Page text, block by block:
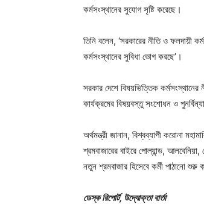
কর্মসংস্থানের সুযোগ সৃষ্টি করেছে।
তিনি বলেন, ‘সরকারের নীতি ও ফলদায়ী
কর্মসংস্থানের সুবিধা ভোগ করছে’।
সরকার দেশে বিষয়ভিত্তিক কর্মসংস্থানের
কার্যক্রমের বিষয়বস্তু সংশোধন ও
অর্থমন্ত্রী জানান, বিশ্বব্যাপী করোনা
শ্রমবাজারের বাইরে পোল্যান্ড,
নতুন শ্রমবাজার হিসেবে কর্মী পাঠানো শুরু
ডেস্ক রিপোর্ট, উদ্যোক্তা বার্তা